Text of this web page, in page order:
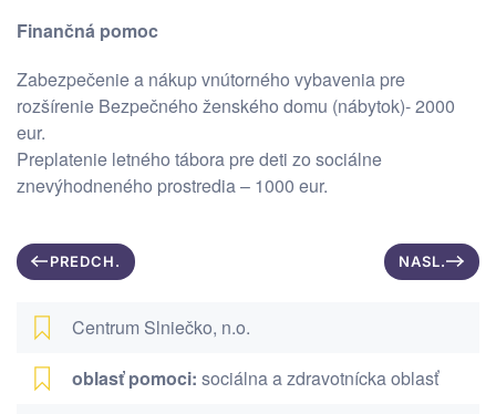
Finančná pomoc
Zabezpečenie a nákup vnútorného vybavenia pre
rozšírenie Bezpečného ženského domu (nábytok)- 2000
eur.
Preplatenie letného tábora pre deti zo sociálne
znevýhodneného prostredia – 1000 eur.
PREDCH. NASL.
Centrum Slniečko, n.o.
oblasť pomoci: sociálna a zdravotnícka oblasť